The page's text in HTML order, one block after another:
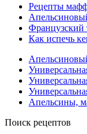
Рецепты
Французский
Как испечь
Апельсины,
Поиск рецептов